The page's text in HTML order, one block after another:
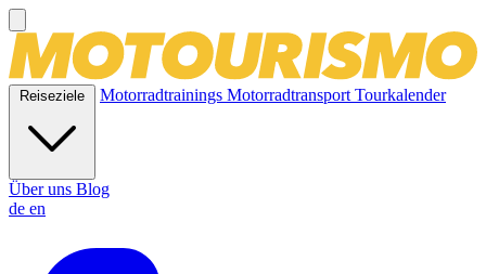
Reiseziele Motorradtrainings MotorradtransportTourkalender
Über uns Blog
de en